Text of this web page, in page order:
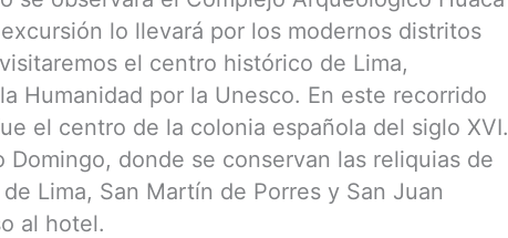
lo llevará por los modernos distritos
el centro histórico de Lima,
Humanidad por la Unesco. En este recorrido
el centro de la colonia española del siglo XVI.
donde se conservan las reliquias de
Lima, San Martín de Porres y San Juan
al hotel.